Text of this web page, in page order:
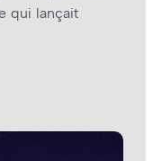
qui lançait